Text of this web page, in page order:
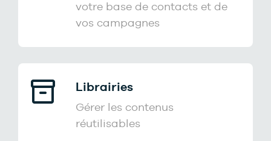
votre base de contacts et de
vos campagnes
Librairies
Gérer les contenus
réutilisables